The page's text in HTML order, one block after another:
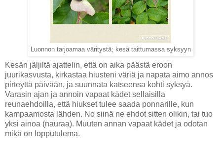
Luonnon tarjoamaa väritystä; kesä taittumassa syksyyn
Kesän jäljiltä ajattelin, että on aika päästä eroon
juurikasvusta, kirkastaa hiusteni väriä ja napata aimo annos
pirteyttä päivään, ja suunnata katseensa kohti syksyä.
Varasin ajan ja annoin vapaat kädet sellaisilla
reunaehdoilla, että hiukset tulee saada ponnarille, kun
kampaamosta lähden. No siinä ne ehdot sitten olikin, tai tuo
yksi ainoa (nauraa). Muuten annan vapaat kädet ja odotan
mikä on lopputulema.